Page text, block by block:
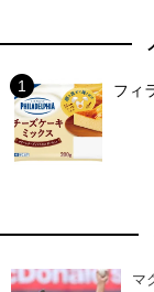
フィ
マ